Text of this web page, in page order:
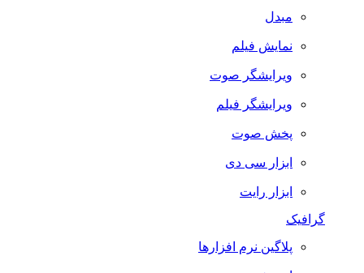
مبدل
نمایش فیلم
ویرایشگر صوت
ویرایشگر فیلم
پخش صوت
ابزار سی دی
ابزار رایت
گرافیک
پلاگین نرم افزارها